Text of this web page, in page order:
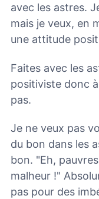
avec les astres.
mais je veux, en
une attitude
Faites avec les
positiviste donc
pas.
Je ne veux pas
du bon dans les
bon. "Eh,
malheur !"
pas pour des